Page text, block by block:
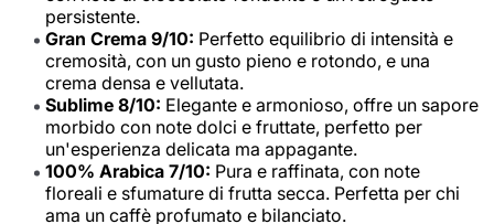
persistente.
Gran Crema 9/10: Perfetto equilibrio di intensità e
cremosità, con un gusto pieno e rotondo, e una
crema densa e vellutata.
Sublime 8/10: Elegante e armonioso, offre un sapore
morbido con note dolci e fruttate, perfetto per
un'esperienza delicata ma appagante.
100% Arabica 7/10: Pura e raffinata, con note
floreali e sfumature di frutta secca. Perfetta per chi
ama un caffè profumato e bilanciato.